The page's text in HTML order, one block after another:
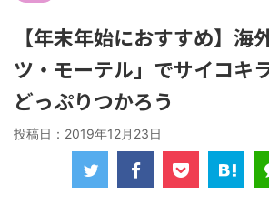
【年末年始におすすめ】海
ツ・モーテル」でサイコキ
どっぷりつかろう
投稿日： 2019年12月23日